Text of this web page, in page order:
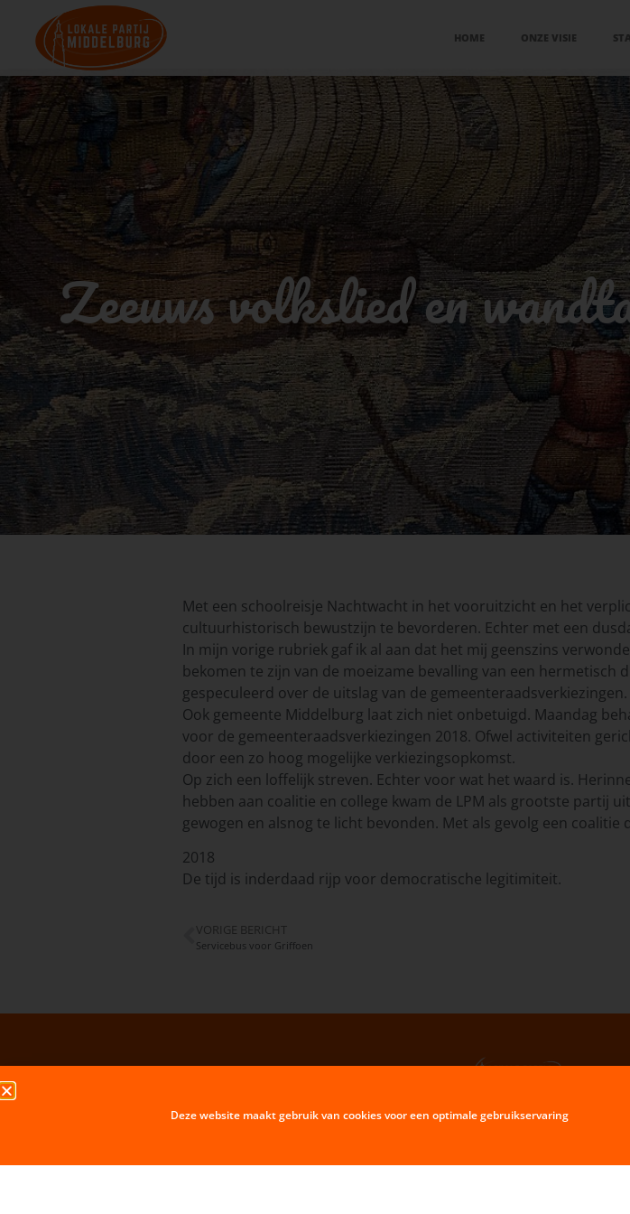
HOME ONZE VISIE
Zeeuws volkslied en
Met een schoolreisje Nachtwacht in het vooruitzicht en het
cultuurhistorisch bewustzijn te bevorderen. Echter met een
In mijn vorige rubriek gaf ik al aan dat het mij geenszins
bekomen te zijn van de moeizame bevalling van een
gespeculeerd over de uitslag van de gemeenteraadsverkiezingen.
Ook gemeente Middelburg laat zich niet onbetuigd. Maandag
voor de gemeenteraadsverkiezingen 2018. Ofwel activiteiten
door een zo hoog mogelijke verkiezingsopkomst.
Op zich een loffelijk streven. Echter voor wat het waard is.
hebben aan coalitie en college kwam de LPM als grootste partij
gewogen en alsnog te licht bevonden. Met als gevolg een
2018
De tijd is inderdaad rijp voor democratische legitimiteit.
VORIGE BERICHT
Servicebus voor Griffoen
Hoe lokaal wil je 't hebben?
Deze website maakt gebruik van cookies voor een optimale gebruikservaring